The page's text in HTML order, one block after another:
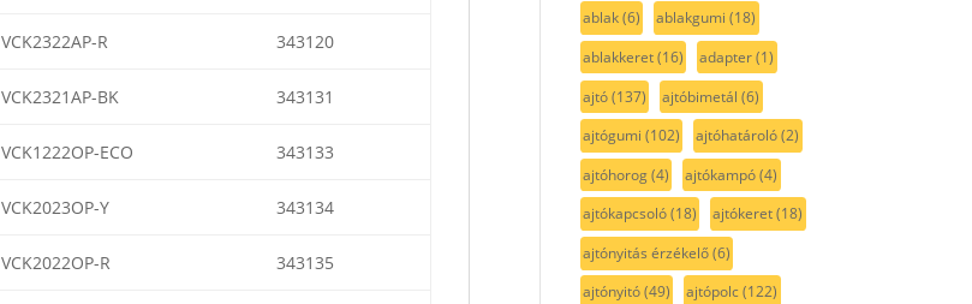
VCK2322AP-R 343120
VCK2321AP-BK 343131
VCK1222OP-ECO 343133
VCK2023OP-Y 343134
VCK2022OP-R 343135
ablak(6) ablakgumi (18)
ablakkeret(16) adapter(1)
ajtó(137) ajtóbimetál (6)
ajtógumi (102) ajtóhatároló(2)
ajtóhorog(4) ajtókampó(4)
ajtókapcsoló(18) ajtókeret(18)
ajtónyitás érzékelő(6)
ajtónyitó(49) ajtópolc(122)